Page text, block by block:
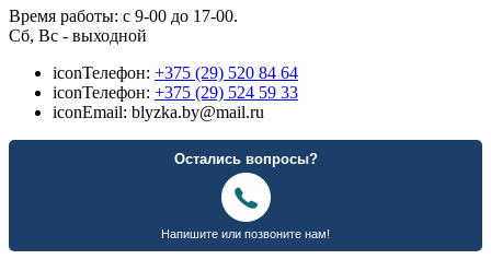
Время работы: с 9-00 до 17-00.
Сб, Вс - выходной
iconТелефон: +375 (29) 520 84 64
iconТелефон: +375 (29) 524 59 33
iconEmail: blyzka.by@mail.ru